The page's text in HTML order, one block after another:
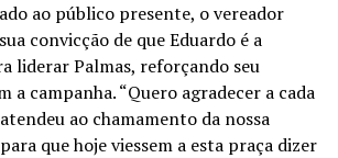
ao público presente, o vereador
convicção de que Eduardo é a
liderar Palmas, reforçando seu
a campanha. “Quero agradecer a cada
ao chamamento da nossa
que hoje viessem a esta praça dizer